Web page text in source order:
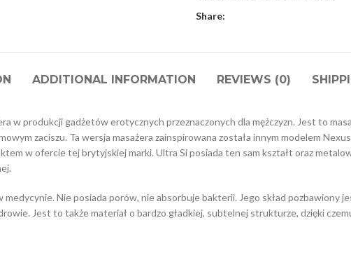
Share:
ADDITIONAL INFORMATION REVIEWS (0)
w produkcji gadżetów erotycznych przeznaczonych dla mężczyzn. Jest to
zaciszu. Ta wersja masażera zainspirowana została innym modelem
w ofercie tej brytyjskiej marki. Ultra Si posiada ten sam kształt oraz
Nie posiada porów, nie absorbuje bakterii. Jego skład pozbawiony
Jest to także materiał o bardzo gładkiej, subtelnej strukturze, dzięki